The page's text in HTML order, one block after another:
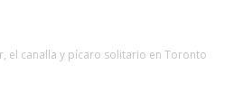
el canalla y pícaro solitario en Toronto